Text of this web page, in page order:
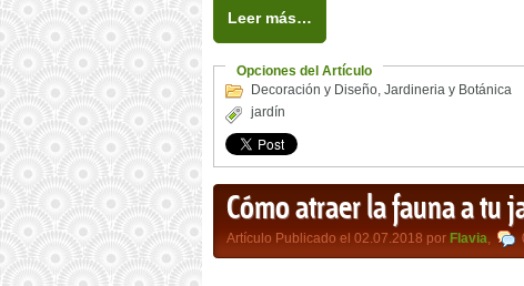
Leer más…
Opciones del Artículo
Decoración y Diseño, Jardineria y Botánica
jardín
Cómo atraer la fauna a tu
Artículo Publicado el 02.07.2018 por Flavia,